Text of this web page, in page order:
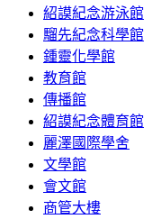
紹謨紀念游泳館
騮先紀念科學館
鍾靈化學館
教育館
傳播館
紹謨紀念體育館
麗澤國際學舍
文學館
會文館
商管大樓